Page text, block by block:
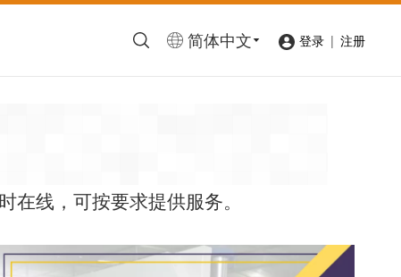
简体中文 登录 | 注册
线，可按要求提供服务。